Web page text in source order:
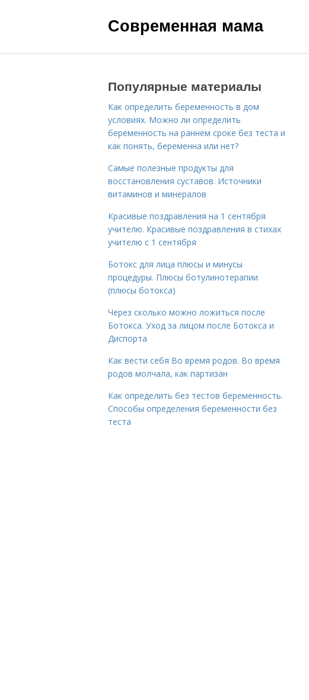
Современная мама
Популярные материалы
Как определить беременность в дом
условиях. Можно ли определить
беременность на раннем сроке без теста и
как понять, беременна или нет?
Самые полезные продукты для
восстановления суставов. Источники
витаминов и минералов
Красивые поздравления на 1 сентября
учителю. Красивые поздравления в стихах
учителю с 1 сентября
Ботокс для лица плюсы и минусы
процедуры. Плюсы ботулинотерапии
(плюсы ботокса)
Через сколько можно ложиться после
Ботокса. Уход за лицом после Ботокса и
Диспорта
Как вести себя Во время родов. Во время
родов молчала, как партизан
Как определить без тестов беременность.
Способы определения беременности без
теста